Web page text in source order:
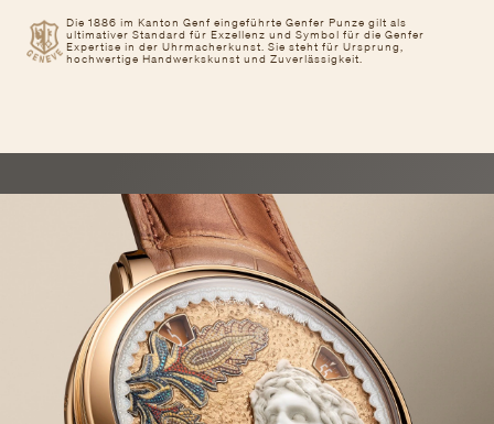
Die 1886 im Kanton Genf eingeführte Genfer Punze gilt als
ultimativer Standard für Exzellenz und Symbol für die Genfer
Expertise in der Uhrmacherkunst. Sie steht für Ursprung,
hochwertige Handwerkskunst und Zuverlässigkeit.